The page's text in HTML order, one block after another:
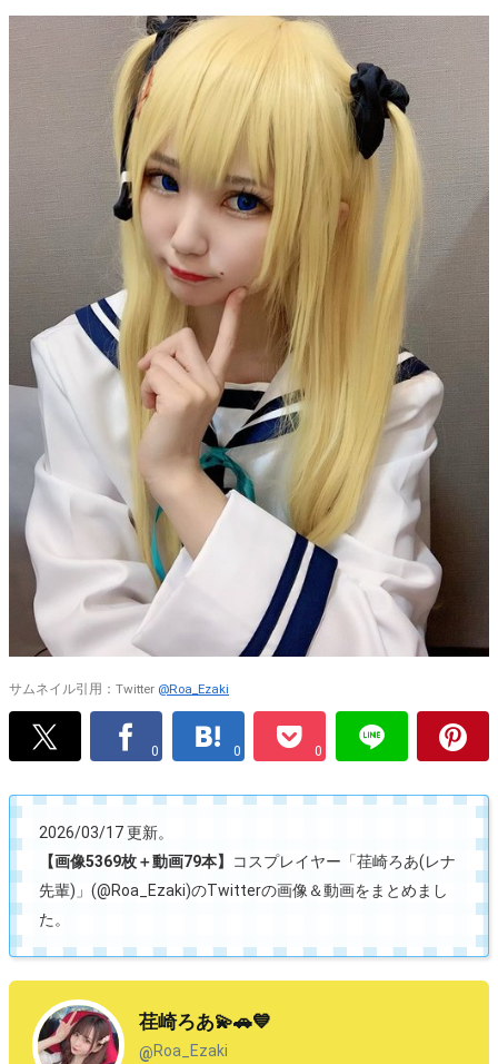
サムネイル引用：Twitter @Roa_Ezaki
0 0 0
2026/03/17 更新。
【画像5369枚＋動画79本】
コスプレイヤー「荏崎ろあ(レナ
先輩)」(@Roa_Ezaki)のTwitterの画像＆動画をまとめまし
た。
荏崎ろあ💫🚗💙
@Roa_Ezaki